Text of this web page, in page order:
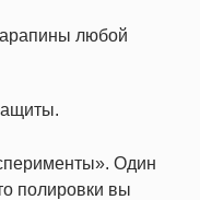
любой
Один
полировки вы